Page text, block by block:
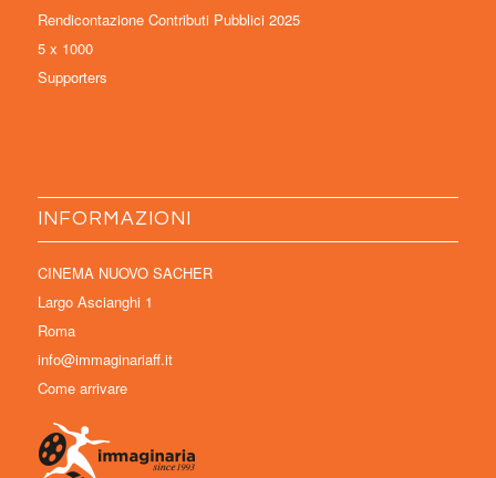
Rendicontazione Contributi Pubblici 2025
5 x 1000
Supporters
INFORMAZIONI
CINEMA NUOVO SACHER
Largo Ascianghi 1
Roma
info@immaginariaff.it
Come arrivare